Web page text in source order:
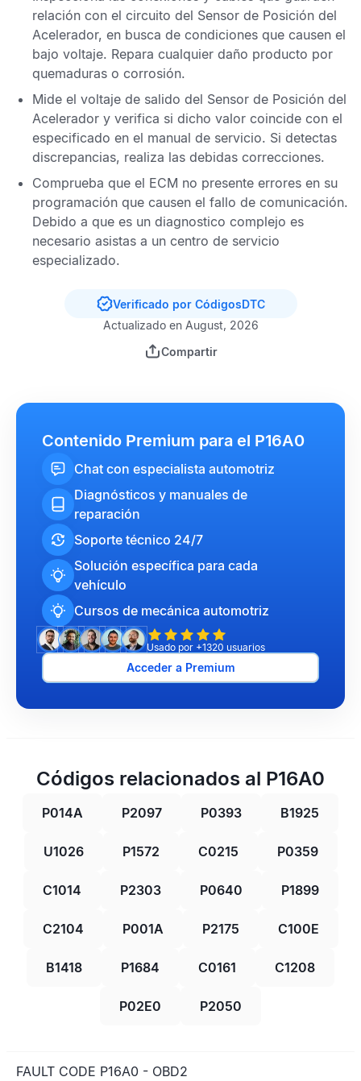
relación con el circuito del Sensor de Posición del
Acelerador, en busca de condiciones que causen el
bajo voltaje. Repara cualquier daño producto por
quemaduras o corrosión.
Mide el voltaje de salido del Sensor de Posición del
Acelerador y verifica si dicho valor coincide con el
especificado en el manual de servicio. Si detectas
discrepancias, realiza las debidas correcciones.
Comprueba que el ECM no presente errores en su
programación que causen el fallo de comunicación.
Debido a que es un diagnostico complejo es
necesario asistas a un centro de servicio
especializado.
Verificado por CódigosDTC
Actualizado en August, 2026
Compartir
Contenido Premium para el P16A0
Chat con especialista automotriz
Diagnósticos y manuales de
reparación
Soporte técnico 24/7
Solución específica para cada
vehículo
Cursos de mecánica automotriz
Usado por +1320 usuarios
Acceder a Premium
Códigos relacionados al P16A0
P014A P2097 P0393 B1925
U1026 P1572 C0215 P0359
C1014 P2303 P0640 P1899
C2104 P001A P2175 C100E
B1418 P1684 C0161 C1208
P02E0 P2050
FAULT CODE P16A0 - OBD2